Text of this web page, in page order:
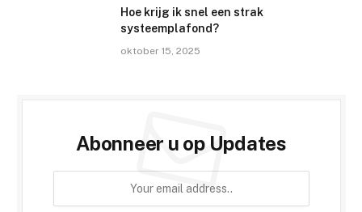
Hoe krijg ik snel een strak
systeemplafond?
oktober 15, 2025
Abonneer u op Updates